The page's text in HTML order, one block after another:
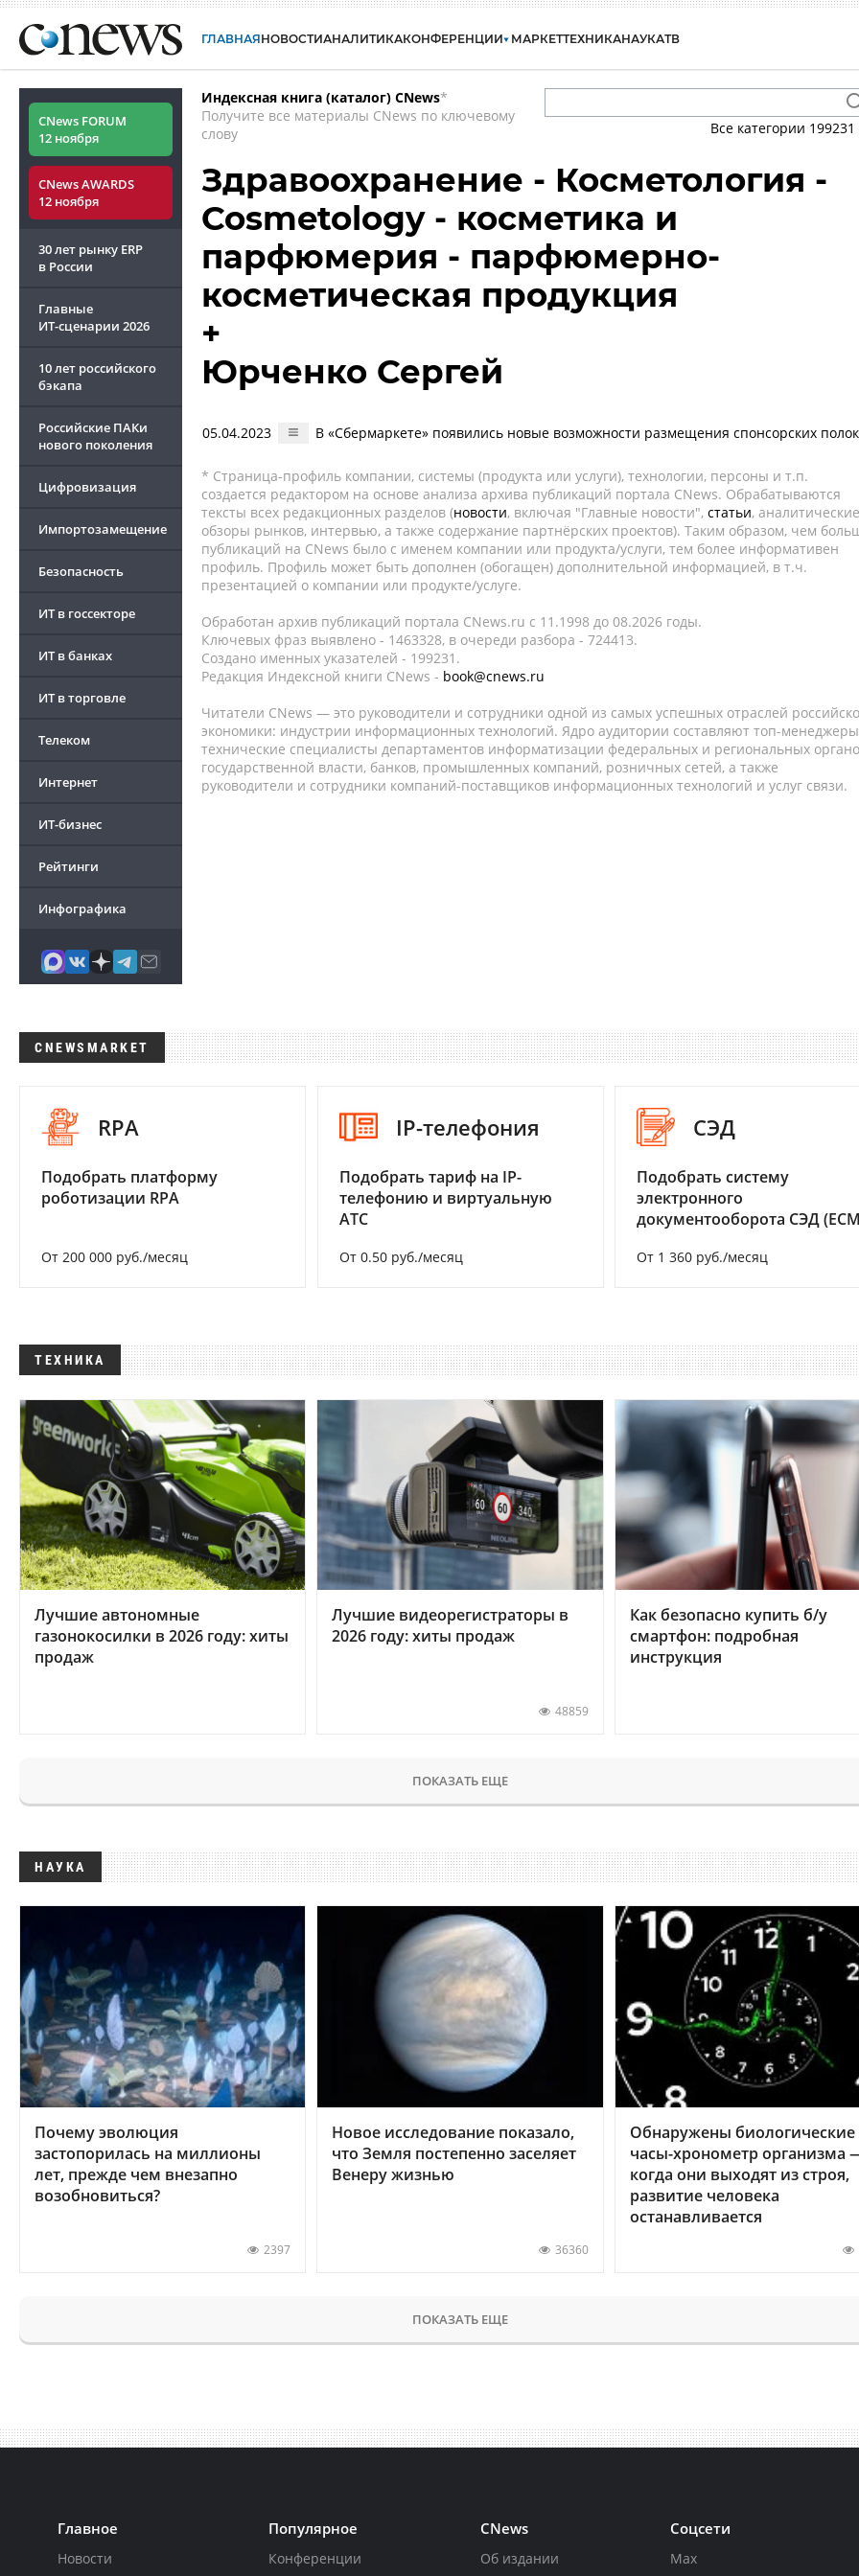
ГЛАВНАЯНОВОСТИАНАЛИТИКАКОНФЕРЕНЦИИ МАРКЕТТЕХНИКАНАУКАТВ
CNews FORUM
12 ноября
CNews AWARDS
12 ноября
30 лет рынку ERP
в России
Главные
ИТ-сценарии 2026
10 лет российского
бэкапа
Российские ПАКи
нового поколения
Цифровизация
Импортозамещение
Безопасность
ИТ в госсекторе
ИТ в банках
ИТ в торговле
Телеком
Интернет
ИТ-бизнес
Рейтинги
Инфографика
Индексная книга (каталог) CNews*
Получите все материалы CNews по ключевому
слову
Все категории 199231
Здравоохранение - Косметология -
Cosmetology - косметика и
парфюмерия - парфюмерно-
косметическая продукция
+
Юрченко Сергей
05.04.2023 В «Сбермаркете» появились новые возможности размещения спонсорских полок
* Страница-профиль компании, системы (продукта или услуги), технологии, персоны и т.п.
создается редактором на основе анализа архива публикаций портала CNews. Обрабатываются
тексты всех редакционных разделов (новости, включая "Главные новости", статьи, аналитические
обзоры рынков, интервью, а также содержание партнёрских проектов). Таким образом, чем
публикаций на CNews было с именем компании или продукта/услуги, тем более информативен
профиль. Профиль может быть дополнен (обогащен) дополнительной информацией, в т.ч.
презентацией о компании или продукте/услуге.
Обработан архив публикаций портала CNews.ru c 11.1998 до 08.2026 годы.
Ключевых фраз выявлено - 1463328, в очереди разбора - 724413.
Создано именных указателей - 199231.
Редакция Индексной книги CNews - book@cnews.ru
Читатели CNews — это руководители и сотрудники одной из самых успешных отраслей
экономики: индустрии информационных технологий. Ядро аудитории составляют топ-
технические специалисты департаментов информатизации федеральных и региональных
государственной власти, банков, промышленных компаний, розничных сетей, а также
руководители и сотрудники компаний-поставщиков информационных технологий и услуг связи.
CNEWSMARKET
RPA
Подобрать платформу
роботизации RPA
От 200 000 руб./месяц
IP-телефония
Подобрать тариф на IP-
телефонию и виртуальную
АТС
От 0.50 руб./месяц
СЭД
Подобрать систему
электронного
документооборота СЭД
От 1 360 руб./месяц
ТЕХНИКА
Лучшие автономные
газонокосилки в 2026 году: хиты
продаж
Лучшие видеорегистраторы в
2026 году: хиты продаж
48859
Как безопасно купить б/у
смартфон: подробная
инструкция
ПОКАЗАТЬ ЕЩЕ
НАУКА
Почему эволюция
застопорилась на миллионы
лет, прежде чем внезапно
возобновиться?
2397
Новое исследование показало,
что Земля постепенно заселяет
Венеру жизнью
36360
Обнаружены биологические
часы-хронометр организма
когда они выходят из строя,
развитие человека
останавливается
ПОКАЗАТЬ ЕЩЕ
Главное
Новости
Популярное
Конференции
CNews
Об издании
Соцсети
Max